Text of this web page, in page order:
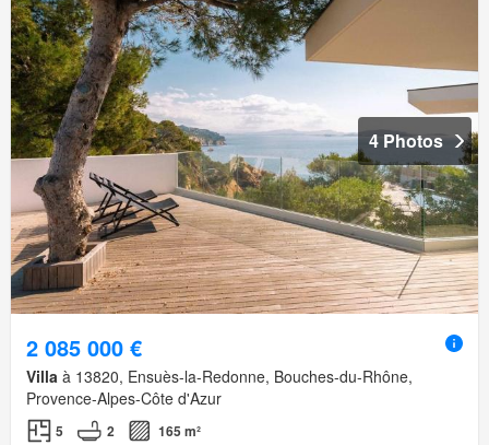
4 Photos
2 085 000 €
Villa à 13820, Ensuès-la-Redonne, Bouches-du-Rhône,
Provence-Alpes-Côte d'Azur
5 2 165 m²